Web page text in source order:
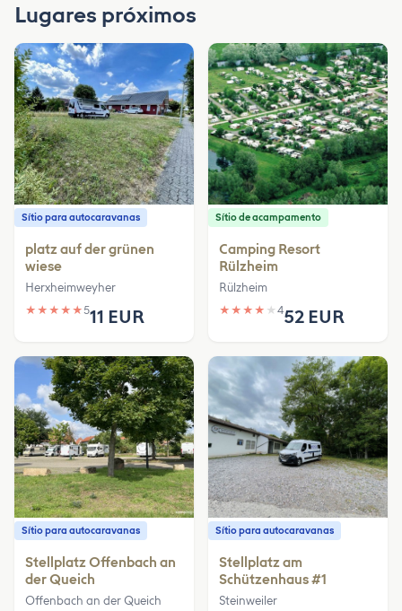
Lugares próximos
Sítio para autocaravanas
platz auf der grünen
wiese
Herxheimweyher
★ ★ ★ ★ ★511 EUR
Sítio de acampamento
Camping Resort
Rülzheim
Rülzheim
★ ★ ★ ★ ★ 452 EUR
Sítio para autocaravanas
Stellplatz Offenbach an
der Queich
Offenbach an der Queich
Sítio para autocaravanas
Stellplatz am
Schützenhaus #1
Steinweiler